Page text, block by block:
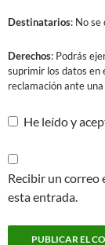
Destinatarios: No se
Derechos: Podrás
suprimir los datos en
reclamación ante una
He leído y
Recibir un correo
esta entrada.